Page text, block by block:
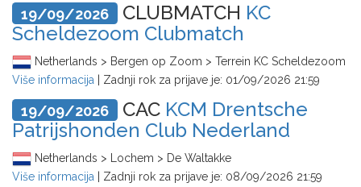
19/09/2026 CLUBMATCH KC
Scheldezoom Clubmatch
Netherlands > Bergen op Zoom > Terrein KC Scheldezoom
Više informacija
| Zadnji rok za prijave je: 01/09/2026 21:59
19/09/2026 CAC KCM Drentsche
Patrijshonden Club Nederland
Netherlands > Lochem > De Waltakke
Više informacija
| Zadnji rok za prijave je: 08/09/2026 21:59